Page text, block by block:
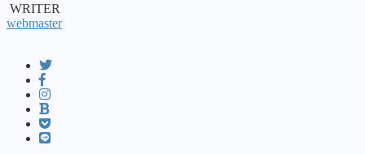
WRITER
webmaster